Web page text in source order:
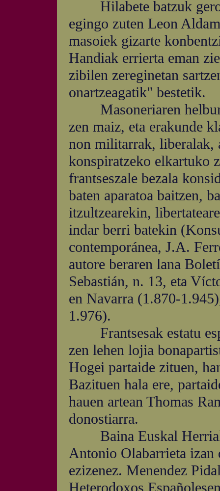
Hilabete batzuk
egingo zuten Leon
masoiek gizarte
Handiak errierta eman
zibilen zereginetan
onartzeagatik" bestetik.
Masoneriaren
zen maiz, eta erakunde
non militarrak, liberalak,
konspiratzeko elkartuko
frantseszale bezala
baten aparatoa baitzen,
itzultzearekin,
indar berri batekin
contemporánea, J.A.
autore beraren lana
Sebastián, n. 13, eta
en Navarra (1.870-
1.976).
Frantsesak estatu
zen lehen lojia
Hogei partaide zituen,
Bazituen hala ere,
hauen artean Thomas
donostiarra.
Baina Euskal Herriak
Antonio Olabarrieta izan
ezizenez. Menendez
Heterodoxos